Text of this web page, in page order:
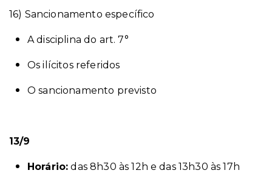
16) Sancionamento específico
A disciplina do art. 7°
Os ilícitos referidos
O sancionamento previsto
13/9
Horário: das 8h30 às 12h e das 13h30 às 17h